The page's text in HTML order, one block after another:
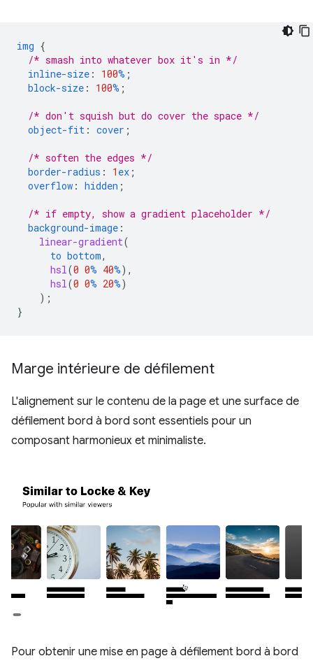
img {
/* smash into whatever box it's in */
inline-size : 100% ;
block-size : 100% ;
/* don't squish but do cover the space */
object-fit : cover ;
/* soften the edges */
border-radius : 1 ex ;
overflow : hidden ;
/* if empty, show a gradient placeholder */
background-image :
linear-gradient(
to bottom,
hsl(0 0% 40%),
hsl(0 0% 20%)
);
}
Marge intérieure de défilement
L'alignement sur le contenu de la page et une surface de
défilement bord à bord sont essentiels pour un
composant harmonieux et minimaliste.
Pour obtenir une mise en page à défilement bord à bord